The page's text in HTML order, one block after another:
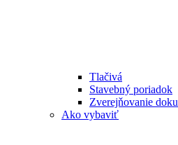
Tlačivá
Stavebný poriadok
Zverejňovanie
Ako vybaviť